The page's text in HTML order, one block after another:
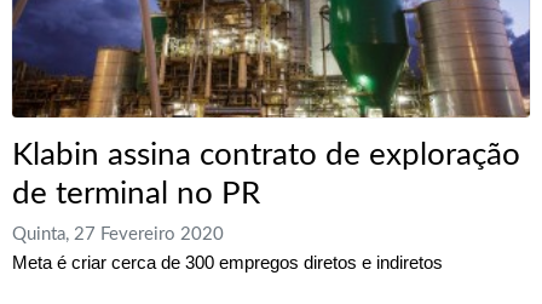
Klabin assina contrato de exploração
de terminal no PR
Quinta, 27 Fevereiro 2020
Meta é criar cerca de 300 empregos diretos e indiretos